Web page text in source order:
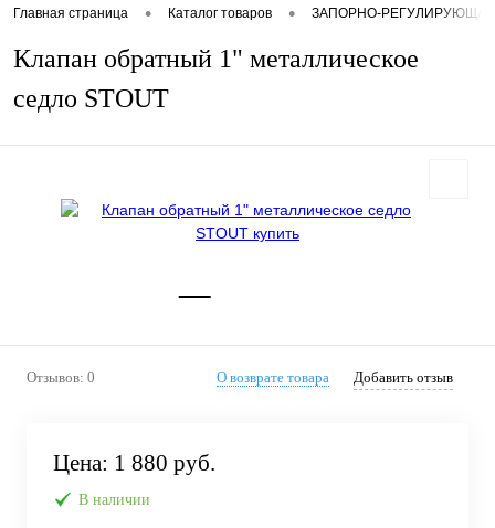
Главная страница • Каталог товаров • ЗАПОРНО-
Клапан обратный 1" металлическое
седло STOUT
Отзывов: 0 О возврате товара Добавить отзыв
Цена: 1 880 руб.
В наличии